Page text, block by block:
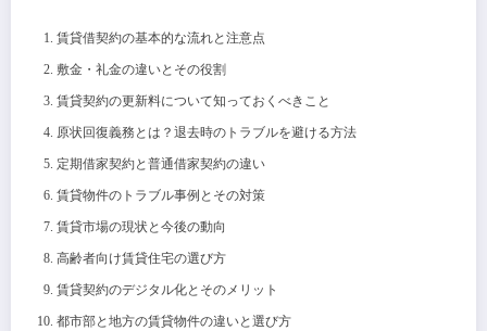
賃貸借契約の基本的な流れと注意点
敷金・礼金の違いとその役割
賃貸契約の更新料について知っておくべきこと
原状回復義務とは？退去時のトラブルを避ける方法
定期借家契約と普通借家契約の違い
賃貸物件のトラブル事例とその対策
賃貸市場の現状と今後の動向
高齢者向け賃貸住宅の選び方
賃貸契約のデジタル化とそのメリット
都市部と地方の賃貸物件の違いと選び方